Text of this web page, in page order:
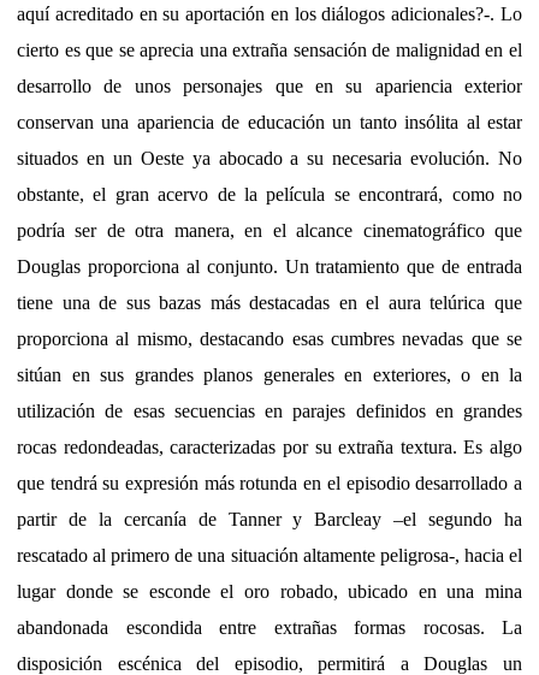
aquí acreditado en su aportación en los diálogos adicionales?-. Lo
cierto es que se aprecia una extraña sensación de malignidad en el
desarrollo de unos personajes que en su apariencia exterior
conservan una apariencia de educación un tanto insólita al estar
situados en un Oeste ya abocado a su necesaria evolución. No
obstante, el gran acervo de la película se encontrará, como no
podría ser de otra manera, en el alcance cinematográfico que
Douglas proporciona al conjunto. Un tratamiento que de entrada
tiene una de sus bazas más destacadas en el aura telúrica que
proporciona al mismo, destacando esas cumbres nevadas que se
sitúan en sus grandes planos generales en exteriores, o en la
utilización de esas secuencias en parajes definidos en grandes
rocas redondeadas, caracterizadas por su extraña textura. Es algo
que tendrá su expresión más rotunda en el episodio desarrollado a
partir de la cercanía de Tanner y Barcleay –el segundo ha
rescatado al primero de una situación altamente peligrosa-, hacia el
lugar donde se esconde el oro robado, ubicado en una mina
abandonada escondida entre extrañas formas rocosas. La
disposición escénica del episodio, permitirá a Douglas un